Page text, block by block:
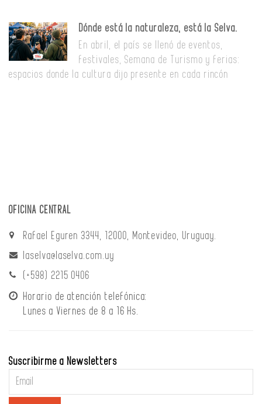
Dónde está la naturaleza, está la Selva.
En abril, el país se llenó de eventos,
festivales, Semana de Turismo y ferias:
espacios donde la cultura dijo presente en cada rincón
OFICINA CENTRAL
Rafael Eguren 3344, 12000, Montevideo, Uruguay.
laselva@laselva.com.uy
(+598) 2215 0406
Horario de atención telefónica:
Lunes a Viernes de 8 a 16 Hs.
Suscribirme a Newsletters